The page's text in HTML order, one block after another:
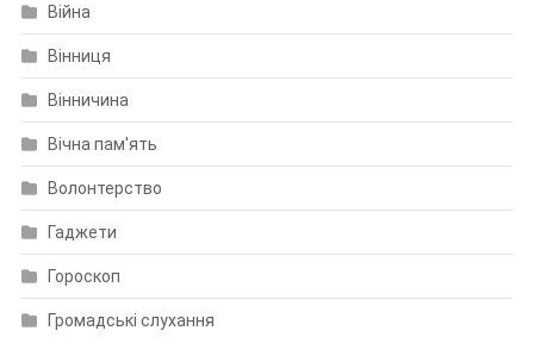
Війна
Вінниця
Вінничина
Вічна пам'ять
Волонтерство
Гаджети
Гороскоп
Громадські слухання